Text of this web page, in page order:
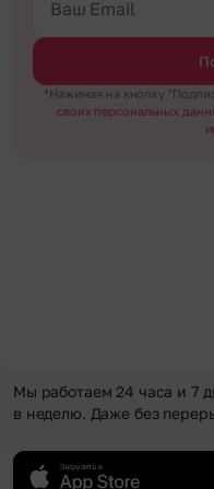
*Нажимая на кнопку
своих персональных
Мы работаем 24 часа и 7
в неделю. Даже без